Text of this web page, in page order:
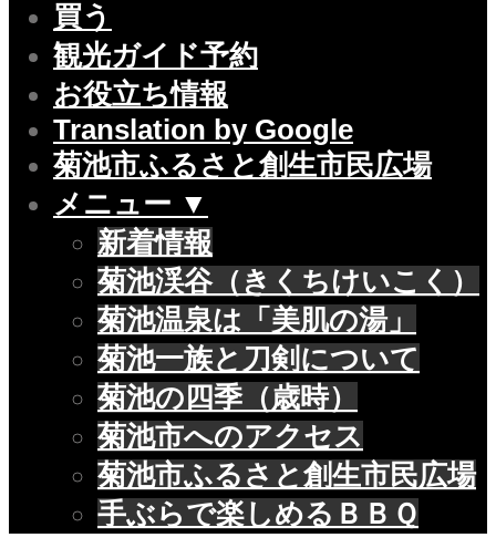
買う
観光ガイド予約
お役立ち情報
Translation by Google
菊池市ふるさと創生市民広場
メニュー ▼
新着情報
菊池渓谷（きくちけいこく）
菊池温泉は「美肌の湯」
菊池一族と刀剣について
菊池の四季（歳時）
菊池市へのアクセス
菊池市ふるさと創生市民広場
手ぶらで楽しめるＢＢＱ